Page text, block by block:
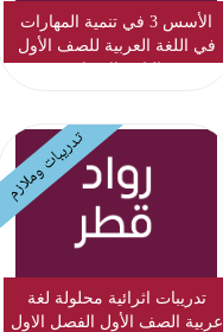
الأسس 3 في تنمية المهارات
في اللغة العربية للصف الأول
تدريبات وملازم
تدريبات اثرائية محلولة لغة
عربية الصف الأول الفصل الاول